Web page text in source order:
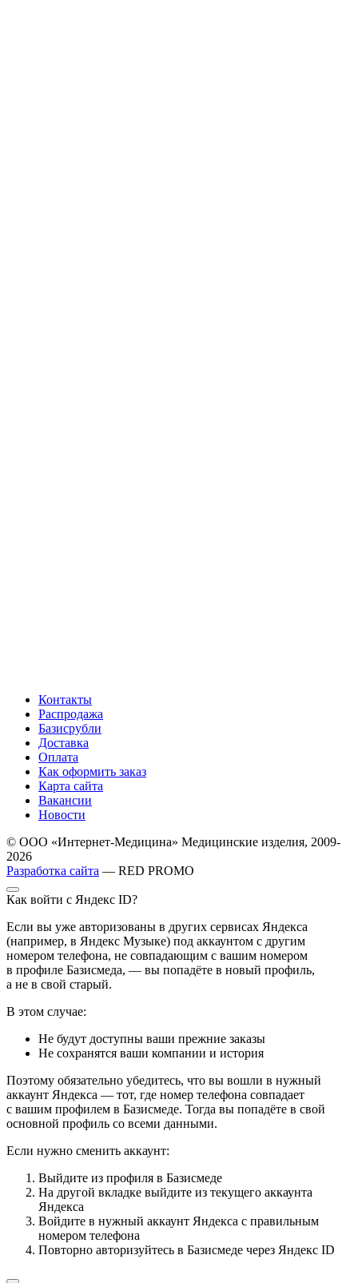
Контакты
Распродажа
Базисрубли
Доставка
Оплата
Как оформить заказ
Карта сайта
Вакансии
Новости
© ООО «Интернет-Медицина» Медицинские изделия, 2009-
2026
Разработка сайта — RED PROMO
Как войти с Яндекс ID?
Если вы уже авторизованы в других сервисах Яндекса
(например, в Яндекс Музыке) под аккаунтом с другим
номером телефона, не совпадающим с вашим номером
в профиле Базисмеда, — вы попадёте в новый профиль,
а не в свой старый.
В этом случае:
Не будут доступны ваши прежние заказы
Не сохранятся ваши компании и история
Поэтому обязательно убедитесь, что вы вошли в нужный
аккаунт Яндекса — тот, где номер телефона совпадает
с вашим профилем в Базисмеде. Тогда вы попадёте в свой
основной профиль со всеми данными.
Если нужно сменить аккаунт:
Выйдите из профиля в Базисмеде
На другой вкладке выйдите из текущего аккаунта
Яндекса
Войдите в нужный аккаунт Яндекса с правильным
номером телефона
Повторно авторизуйтесь в Базисмеде через Яндекс ID